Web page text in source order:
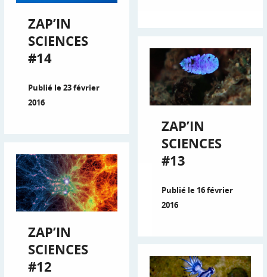
ZAP’IN
SCIENCES
#14
Publié le 23 février
2016
ZAP’IN
SCIENCES
#13
Publié le 16 février
2016
ZAP’IN
SCIENCES
#12